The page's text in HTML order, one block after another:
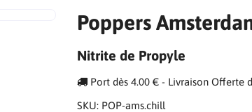
Poppers
Nitrite de Propyle
Port dès 4.00 € - Livraison Offerte
SKU: POP-ams.chill